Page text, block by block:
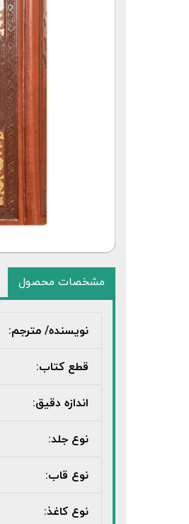
مشخصات محصول
نویسنده/ مترجم:
قطع کتاب:
اندازه دقیق:
نوع جلد:
نوع قاب:
نوع کاغذ: